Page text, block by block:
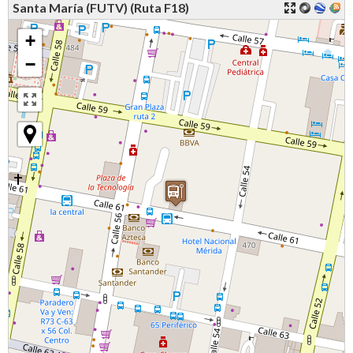
Santa María (FUTV) (Ruta F18)
+
−